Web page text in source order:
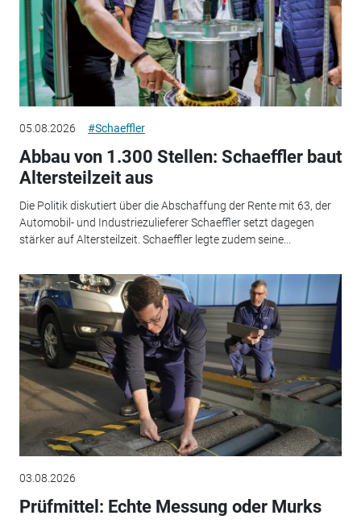
05.08.2026 #Schaeffler
Abbau von 1.300 Stellen: Schaeffler baut
Altersteilzeit aus
Die Politik diskutiert über die Abschaffung der Rente mit 63, der
Automobil- und Industriezulieferer Schaeffler setzt dagegen
stärker auf Altersteilzeit. Schaeffler legte zudem seine...
03.08.2026
Prüfmittel: Echte Messung oder Murks